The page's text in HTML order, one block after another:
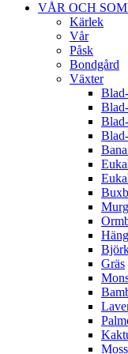
VÅR OCH
Kärlek
Vår
Påsk
Bondgård
Växter
Gräs